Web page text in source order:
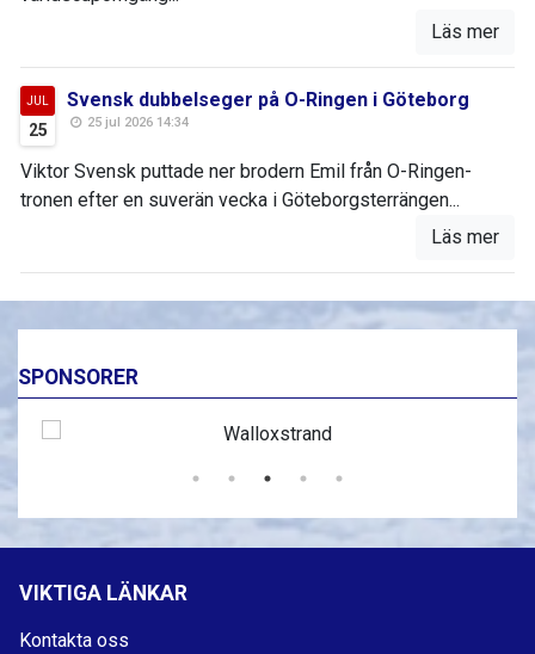
Läs mer
JUL
25
Svensk dubbelseger på O-Ringen i Göteborg
25 jul 2026 14:34
Viktor Svensk puttade ner brodern Emil från O-Ringen-
tronen efter en suverän vecka i Göteborgsterrängen...
Läs mer
SPONSORER
VIKTIGA LÄNKAR
Kontakta oss